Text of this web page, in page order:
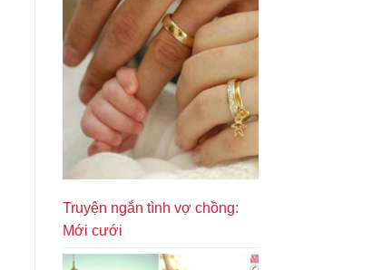
Truyện ngắn tình vợ chồng:
Mới cưới